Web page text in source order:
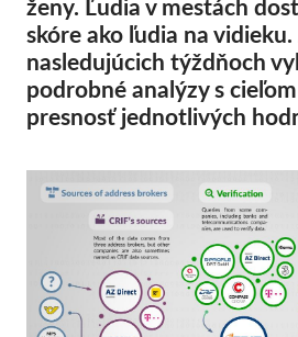
Kontakt
GDPRhub
ženy. Ľudia v mestách
skóre ako ľudia na vidieku.
nasledujúcich týždňoch
podrobné analýzy s
presnosť jednotlivých